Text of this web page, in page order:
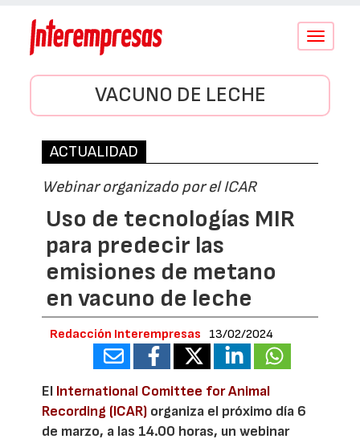
Conmutar
VACUNO DE LECHE
ACTUALIDAD
Webinar organizado por el ICAR
Uso de tecnologías MIR
para predecir las
emisiones de metano
en vacuno de leche
Redacción Interempresas 13/02/2024
El International Comittee for Animal
Recording (ICAR) organiza el próximo día 6
de marzo, a las 14.00 horas, un webinar